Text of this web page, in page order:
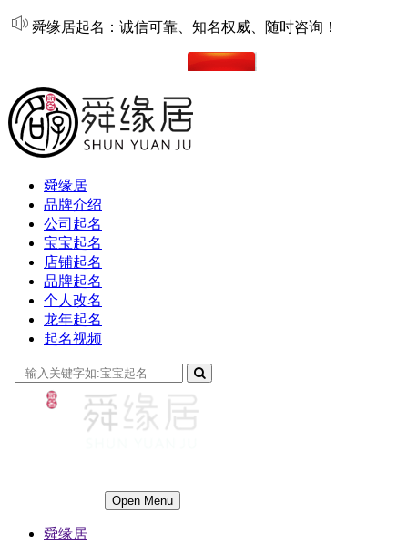
舜缘居起名：诚信可靠、知名权威、随时咨询！
舜缘居
品牌介绍
公司起名
宝宝起名
店铺起名
品牌起名
个人改名
龙年起名
起名视频
Open Menu
舜缘居